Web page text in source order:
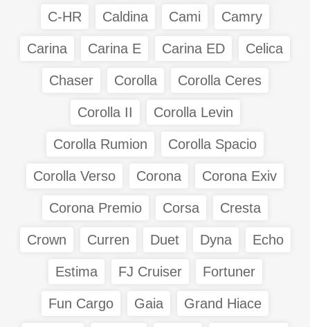
C-HR Caldina Cami Camry
Carina Carina E Carina ED Celica
Chaser Corolla Corolla Ceres
Corolla II Corolla Levin
Corolla Rumion Corolla Spacio
Corolla Verso Corona Corona Exiv
Corona Premio Corsa Cresta
Crown Curren Duet Dyna Echo
Estima FJ Cruiser Fortuner
Fun Cargo Gaia Grand Hiace